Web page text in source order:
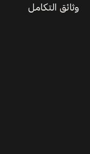
وثائق التكامل